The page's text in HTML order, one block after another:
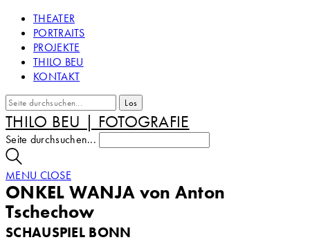
THEATER
PORTRAITS
PROJEKTE
THILO BEU
KONTAKT
THILO BEU | FOTOGRAFIE
Seite durchsuchen...
MENU CLOSE
ONKEL WANJA von Anton
Tschechow
SCHAUSPIEL BONN